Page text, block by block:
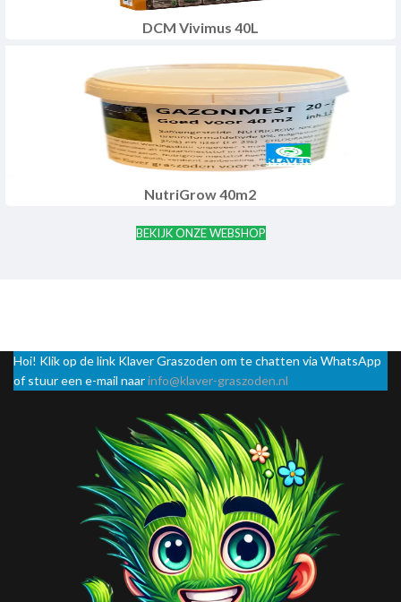
DCM Vivimus 40L
NutriGrow 40m2
BEKIJK ONZE WEBSHOP
Hoi! Klik op de link Klaver Graszoden om te chatten via WhatsApp
of stuur een e-mail naarinfo@klaver-graszoden.nl